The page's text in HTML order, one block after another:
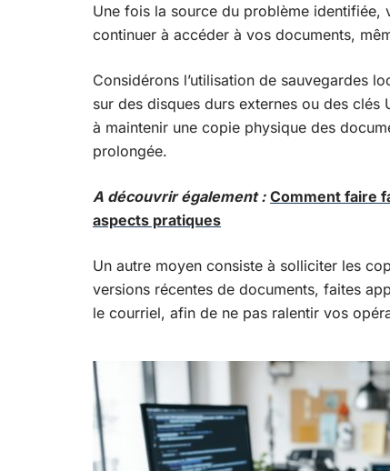
Une fois la source du problème
continuer à accéder à vos documents,
Considérons l’utilisation de sauvegardes
sur des disques durs externes ou des clés
à maintenir une copie physique des
prolongée.
A découvrir également : Comment faire
aspects pratiques
Un autre moyen consiste à solliciter les
versions récentes de documents, faites
le courriel, afin de ne pas ralentir vos